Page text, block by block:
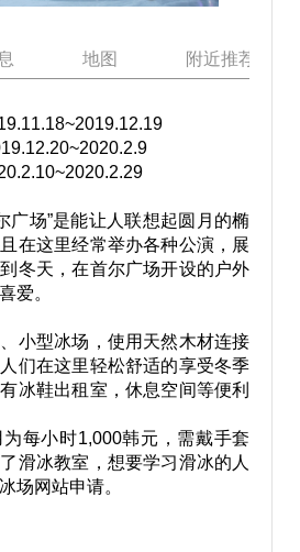
地图 附近推荐景点
广场”是能让人联想起圆月的椭
在这里经常举办各种公演，展
冬天，在首尔广场开设的户外
爱。
小型冰场，使用天然木材连接
们在这里轻松舒适的享受冬季
冰鞋出租室，休息空间等便利
每小时1,000韩元，需戴手套
滑冰教室，想要学习滑冰的人
场网站申请。